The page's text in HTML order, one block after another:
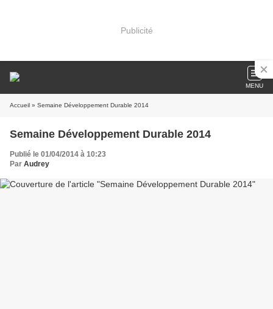
Publicité
MENU
Accueil » Semaine Développement Durable 2014
Semaine Développement Durable 2014
Publié le 01/04/2014 à 10:23
Par Audrey